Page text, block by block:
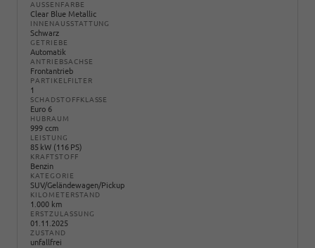
AUSSENFARBE
Clear Blue Metallic
INNENAUSSTATTUNG
Schwarz
GETRIEBE
Automatik
ANTRIEBSACHSE
Frontantrieb
PARTIKELFILTER
1
SCHADSTOFFKLASSE
Euro 6
HUBRAUM
999 ccm
LEISTUNG
85 kW (116 PS)
KRAFTSTOFF
Benzin
KATEGORIE
SUV/Geländewagen/Pickup
KILOMETERSTAND
1.000 km
ERSTZULASSUNG
01.11.2025
ZUSTAND
unfallfrei